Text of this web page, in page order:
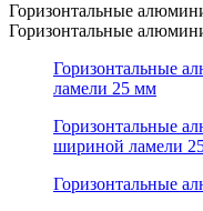
Горизонтальные
Горизонтальные
Горизонтальные
ламели 25 мм
Горизонтальные
шириной ламели
Горизонтальные